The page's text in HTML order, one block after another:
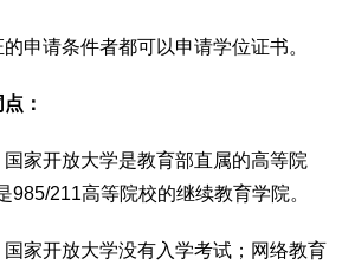
的申请条件者都可以申请学位证书。
：
国家开放大学是教育部直属的高等院
985/211高等院校的继续教育学院。
国家开放大学没有入学考试；网络教育